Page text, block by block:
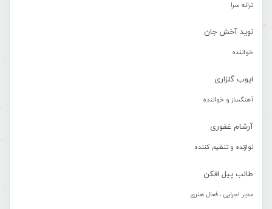
ترانه سرا
نوید آخش جان
خواننده
ایوب گلزاری
آهنگساز و خواننده
آرشام غفوری
نوازنده و تنظیم کننده
طالب پیل افکن
مدیر اجرایی ، فعال هنری